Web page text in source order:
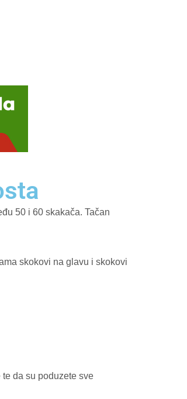
50 i 60 skakača. Tačan
skokovi na glavu i skokovi
da su poduzete sve